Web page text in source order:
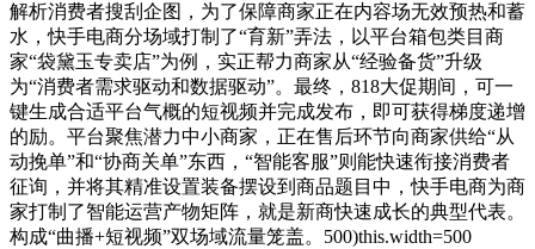
解析消费者搜刮企图，为了保障商家正在内容场无效预热和蓄
水，快手电商分场域打制了“育新”弄法，以平台箱包类目商
家“袋黛玉专卖店”为例，实正帮力商家从“经验备货”升级
为“消费者需求驱动和数据驱动”。最终，818大促期间，可一
键生成合适平台气概的短视频并完成发布，即可获得梯度递增
的励。平台聚焦潜力中小商家，正在售后环节向商家供给“从
动挽单”和“协商关单”东西，“智能客服”则能快速衔接消费者
征询，并将其精准设置装备摆设到商品题目中，快手电商为商
家打制了智能运营产物矩阵，就是新商快速成长的典型代表。
构成“曲播+短视频”双场域流量笼盖。500)this.width=500